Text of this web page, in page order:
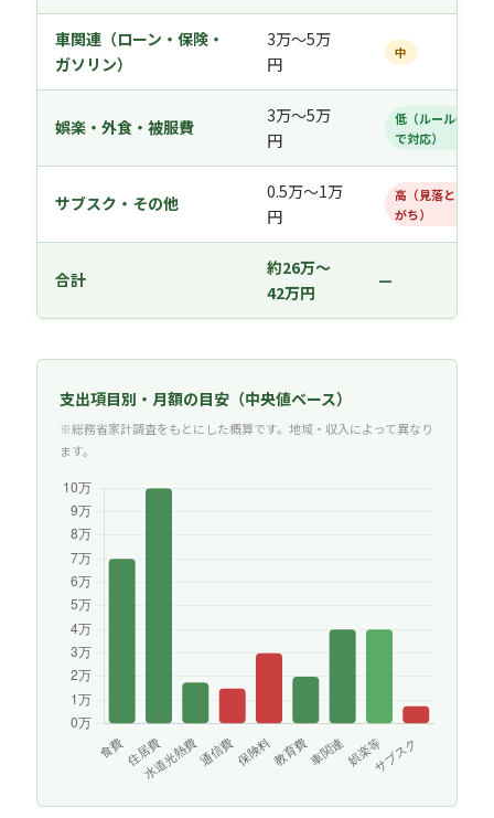
車関連（ローン・保険・
ガソリン）
3万〜5万
円
中
娯楽・外食・被服費
3万〜5万
円
低（ルール化
で対応）
サブスク・その他
0.5万〜1万
円
高（見落とし
がち）
合計
約26万〜
42万円
—
支出項目別・月額の目安（中央値ベース）
※総務省家計調査をもとにした概算です。地域・収入によって異なり
ます。